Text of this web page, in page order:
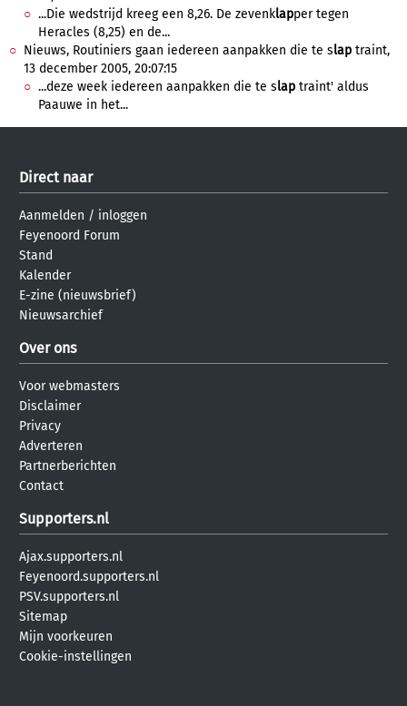
...Die wedstrijd kreeg een 8,26. De zevenklapper tegen
Heracles (8,25) en de...
Nieuws, Routiniers gaan iedereen aanpakken die te slap traint,
13 december 2005, 20:07:15
...deze week iedereen aanpakken die te slap traint' aldus
Paauwe in het...
Direct naar
Aanmelden / inloggen
Feyenoord Forum
Stand
Kalender
E-zine (nieuwsbrief)
Nieuwsarchief
Over ons
Voor webmasters
Disclaimer
Privacy
Adverteren
Partnerberichten
Contact
Supporters.nl
Ajax.supporters.nl
Feyenoord.supporters.nl
PSV.supporters.nl
Sitemap
Mijn voorkeuren
Cookie-instellingen